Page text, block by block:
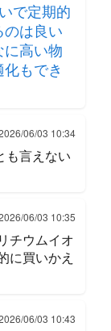
で定期的
は良い
に高い物
もでき
06/03 10:34
も言えない
06/03 10:35
チウムイオ
に買いかえ
06/03 10:43